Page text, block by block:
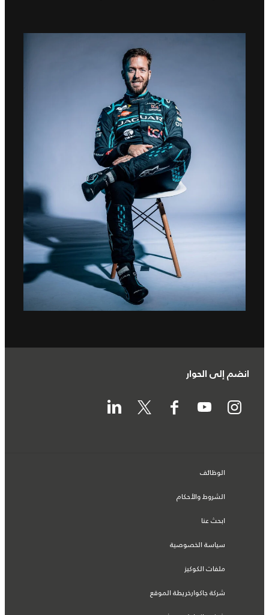
انضم إلى الحوار
الوظائف
الشروط والأحكام
ابحث عنا
سياسة الخصوصية
ملفات الكوكيز
شركة جاكوارخريطة الموقع